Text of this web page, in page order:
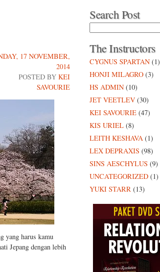
17 NOVEMBER,
2014
POSTED BY KEI
SAVOURIE
yang harus kamu
Jepang dengan lebih
Search Post
The Instructors
CYGNUS SPARTAN (1)
HONJI MILAGRO (3)
HS ADMIN (10)
JET VEETLEV (30)
KEI SAVOURIE (47)
KIS URIEL (8)
LEITH KESHAVA (1)
LEX DEPRAXIS (98)
SINS AESCHYLUS (9)
UNCATEGORIZED (1)
YUKI STARR (13)